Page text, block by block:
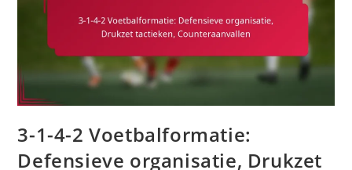
3-1-4-2 Voetbalformatie:
Defensieve organisatie, Drukzet